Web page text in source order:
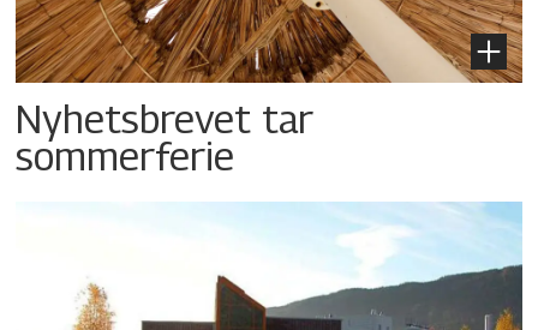
Nyhetsbrevet tar
sommerferie